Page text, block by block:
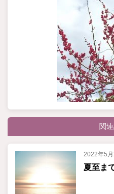
関
2022年5月
夏至ま